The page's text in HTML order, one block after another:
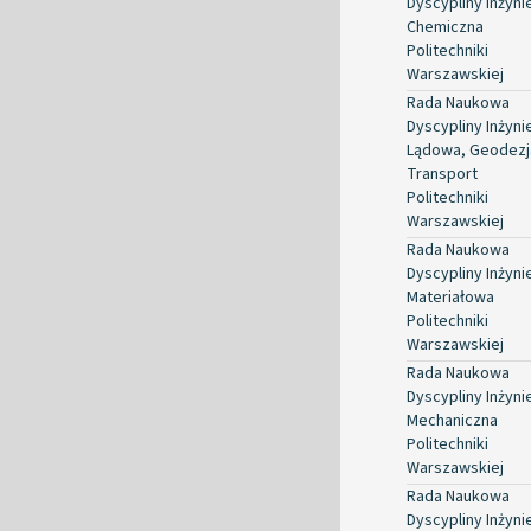
Chemiczna
Politechniki
Warszawskiej
Rada Naukowa
Dyscypliny
Lądowa,
Transport
Politechniki
Warszawskiej
Rada Naukowa
Dyscypliny
Materiałowa
Politechniki
Warszawskiej
Rada Naukowa
Dyscypliny
Mechaniczna
Politechniki
Warszawskiej
Rada Naukowa
Dyscypliny